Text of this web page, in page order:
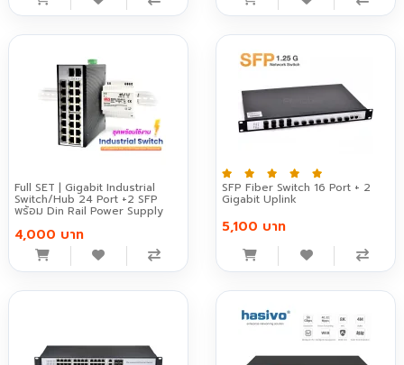
Full SET | Gigabit Industrial
Switch/Hub 24 Port +2 SFP
พร้อม Din Rail Power Supply
4,000 บาท
SFP Fiber Switch 16 Port + 2
Gigabit Uplink
5,100 บาท